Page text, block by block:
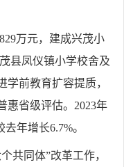
万元，建成兴茂小
县凤仪镇小学校舍及
学前教育扩容提质，
惠省级评估。2023年
年增长6.7%。
共同体”改革工作，